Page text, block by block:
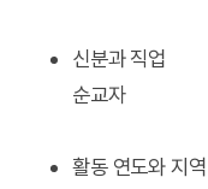
신분과 직업
순교자
활동 연도와 지역